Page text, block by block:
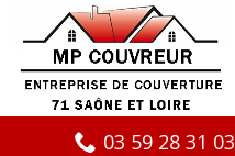
03 59 28 31 03